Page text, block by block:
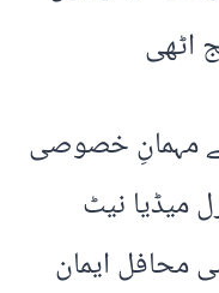
اٹھی
مہمانِ خصوصی
میڈیا نیٹ
محافل ایمان